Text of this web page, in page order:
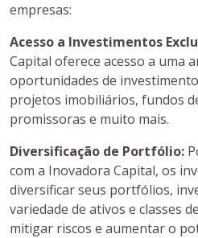
empresas:
Acesso a Investimentos
Capital oferece acesso a uma
oportunidades de
projetos imobiliários, fundos
promissoras e muito mais.
Diversificação de Portfólio:
com a Inovadora Capital, os
diversificar seus portfólios,
variedade de ativos e classes
mitigar riscos e aumentar o